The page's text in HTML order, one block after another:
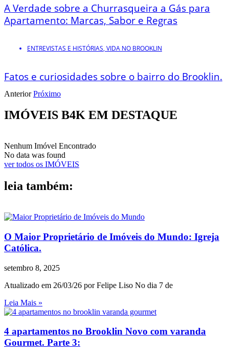
A Verdade sobre a Churrasqueira a Gás para
Apartamento: Marcas, Sabor e Regras
ENTREVISTAS E HISTÓRIAS, VIDA NO BROOKLIN
Fatos e curiosidades sobre o bairro do Brooklin.
Anterior Próximo
IMÓVEIS B4K EM DESTAQUE
Nenhum Imóvel Encontrado
No data was found
ver todos os IMÓVEIS
leia também:
O Maior Proprietário de Imóveis do Mundo: Igreja
Católica.
setembro 8, 2025
Atualizado em 26/03/26 por Felipe Liso No dia 7 de
Leia Mais »
4 apartamentos no Brooklin Novo com varanda
Gourmet. Parte 3: